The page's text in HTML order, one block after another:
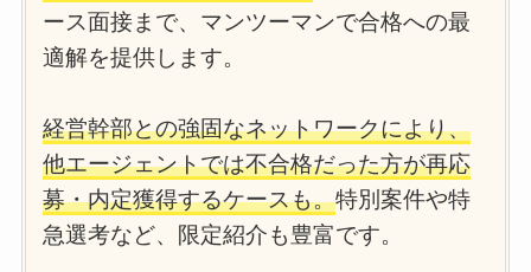
ース面接まで、マンツーマンで合格への最
適解を提供します。
経営幹部との強固なネットワークにより、
他エージェントでは不合格だった方が再応
募・内定獲得するケースも。特別案件や特
急選考など、限定紹介も豊富です。